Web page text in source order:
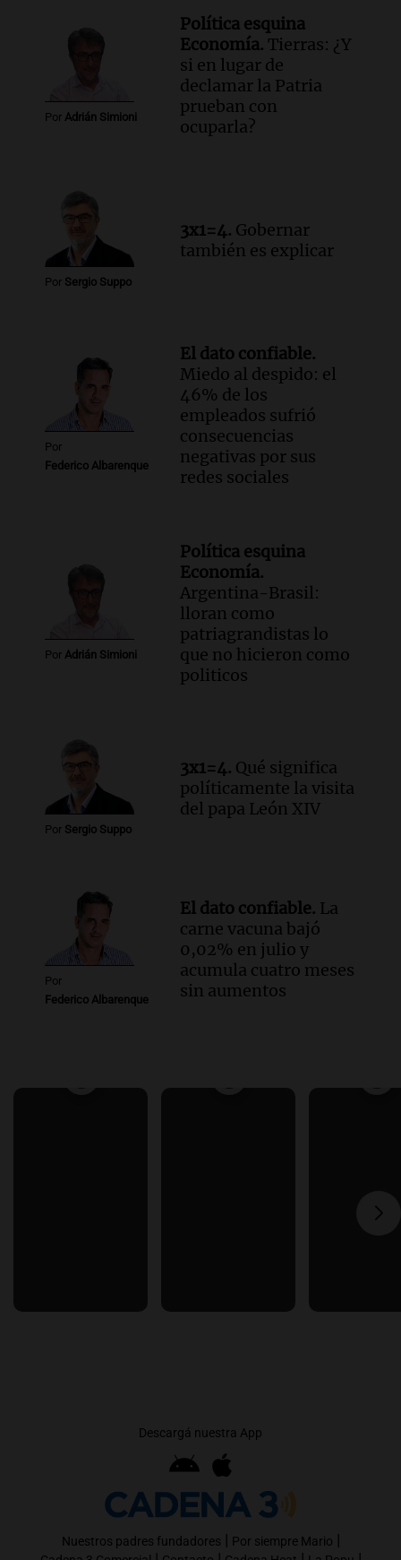
Viva la Radio Rosario
Episodios
Audio.
Manifestación en Rosario contra
la ley de Propiedad Privada debatida en
el Senado.
Viva la Radio Rosario
por la Ley de Tierras: "Construyeron un
relato mentiroso"
Informados al regreso
Episodios
Por Adrián Simioni
Política esquina
Economía. Tierras: ¿Y
si en lugar de
declamar la Patria
prueban con
ocuparla?
Por Sergio Suppo
3x1=4. Gobernar
también es explicar
Por
Federico Albarenque
El dato confiable.
Miedo al despido: el
46% de los
empleados sufrió
consecuencias
negativas por sus
redes sociales
Por Adrián Simioni
Política esquina
Economía.
Argentina-Brasil:
lloran como
patriagrandistas lo
que no hicieron como
politicos
Por Sergio Suppo
3x1=4. Qué significa
políticamente la visita
del papa León XIV
Por
Federico Albarenque
El dato confiable. La
carne vacuna bajó
0,02% en julio y
acumula cuatro meses
sin aumentos
Descargá nuestra App
Nuestros padres fundadores | Por siempre Mario |